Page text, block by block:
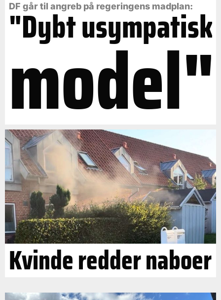
DF går til angreb på regeringens madplan:
"Dybt usympatisk
model"
Kvinde redder naboer